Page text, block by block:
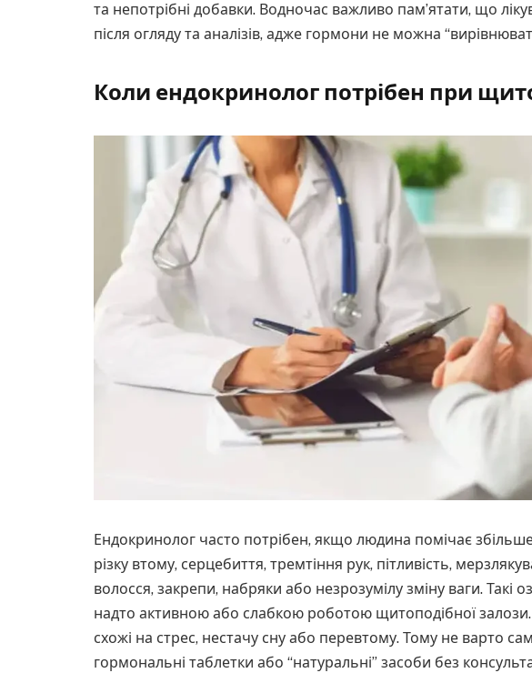
та непотрібні добавки. Водночас важливо пам’ятати, що
після огляду та аналізів, адже гормони не можна
Коли ендокринолог потрібен при
Ендокринолог часто потрібен, якщо людина помічає
різку втому, серцебиття, тремтіння рук, пітливість,
волосся, закрепи, набряки або незрозумілу зміну ваги. Такі
надто активною або слабкою роботою щитоподібної
схожі на стрес, нестачу сну або перевтому. Тому не варто
гормональні таблетки або “натуральні” засоби без